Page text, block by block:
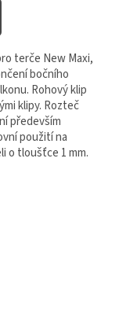
terče New Maxi,
bočního
Rohový klip
klipy. Rozteč
především
použití na
o tloušťce 1 mm.